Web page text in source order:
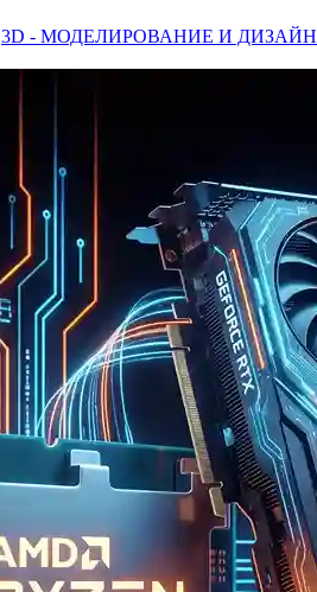
3D - МОДЕЛИРОВАНИЕ И ДИЗАЙН